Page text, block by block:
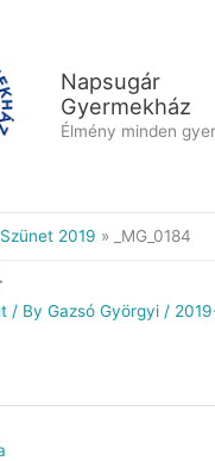
Napsugár
Gyermekház
Élmény minden
2019 _MG_0184
/ By Gazsó Györgyi /